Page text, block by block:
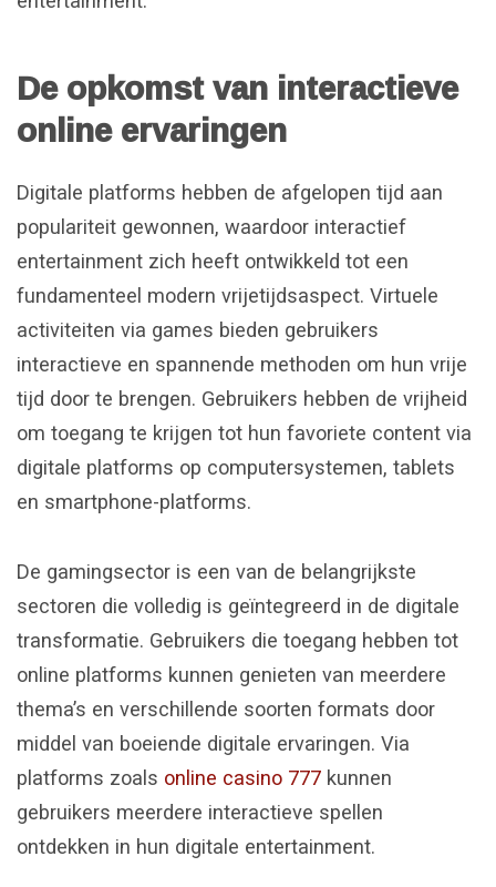
De opkomst van interactieve
online ervaringen
Digitale platforms hebben de afgelopen tijd aan
populariteit gewonnen, waardoor interactief
entertainment zich heeft ontwikkeld tot een
fundamenteel modern vrijetijdsaspect. Virtuele
activiteiten via games bieden gebruikers
interactieve en spannende methoden om hun vrije
tijd door te brengen. Gebruikers hebben de vrijheid
om toegang te krijgen tot hun favoriete content via
digitale platforms op computersystemen, tablets
en smartphone-platforms.
De gamingsector is een van de belangrijkste
sectoren die volledig is geïntegreerd in de digitale
transformatie. Gebruikers die toegang hebben tot
online platforms kunnen genieten van meerdere
thema’s en verschillende soorten formats door
middel van boeiende digitale ervaringen. Via
platforms zoals online casino 777 kunnen
gebruikers meerdere interactieve spellen
ontdekken in hun digitale entertainment.